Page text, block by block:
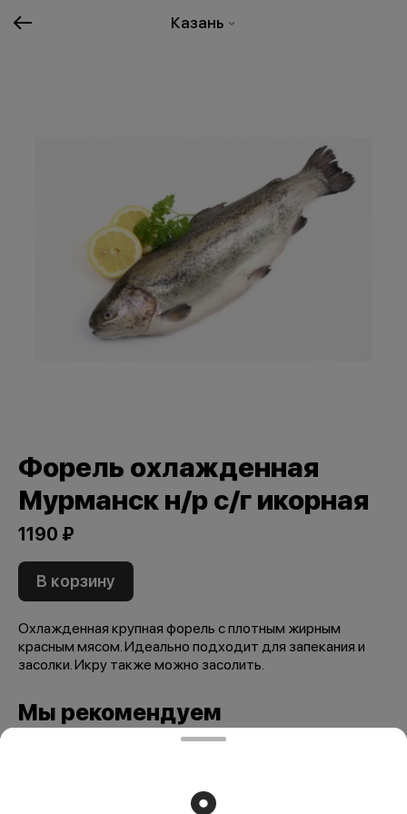
Казань
Форель охлажденная
Мурманск н/р с/г икорная
1190 ₽
В корзину
Охлажденная крупная форель с плотным жирным
красным мясом. Идеально подходит для запекания и
засолки. Икру также можно засолить.
Мы рекомендуем